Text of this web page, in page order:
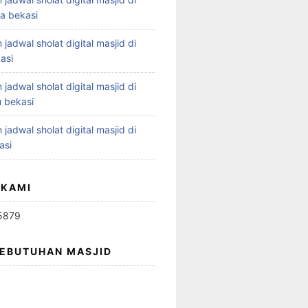
bekasi
jadwal sholat digital masjid di
jadwal sholat digital masjid di
bekasi
jadwal sholat digital masjid di
MASJID